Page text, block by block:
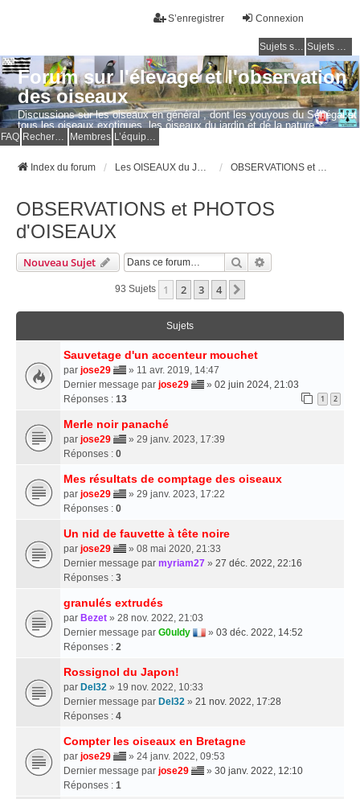
Connexion
S’enregistrer
Sujets sans réponse Sujets actifs
Forum sur l'élevage et l'observation
des oiseaux
Discussions sur les oiseaux en général , dont les youyous du Sénégal et
tous les oiseaux exotiques, les oiseaux du jardin et de la nature.
Questions, photos, expériences.
FAQ Membres
Index du forum
OBSERVATIONS et PHOTOS
d'OISEAUX
Nouveau Sujet Rechercher
93 Sujets 1 2 3 4
Sujets
Sauvetage d'un accenteur mouchet
par jose29
» 11 avr. 2019, 14:47
Dernier message par jose29 » 02 juin 2024, 21:03
Réponses : 13 1 2
Merle noir panaché
par jose29
» 29 janv. 2023, 17:39
Réponses : 0
Mes résultats de comptage des oiseaux
par jose29
» 29 janv. 2023, 17:22
Réponses : 0
Un nid de fauvette à tête noire
par jose29
» 08 mai 2020, 21:33
Dernier message par myriam27 » 27 déc. 2022, 22:16
Réponses : 3
granulés extrudés
par Bezet » 28 nov. 2022, 21:03
Dernier message par G0uldy » 03 déc. 2022, 14:52
Réponses : 2
Rossignol du Japon!
par Del32 » 19 nov. 2022, 10:33
Dernier message par Del32 » 21 nov. 2022, 17:28
Réponses : 4
Compter les oiseaux en Bretagne
par jose29
» 24 janv. 2022, 09:53
Dernier message par jose29 » 30 janv. 2022, 12:10
Réponses : 1